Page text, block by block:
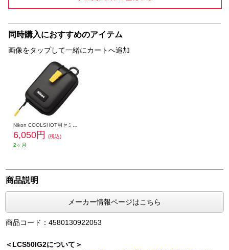
同時購入におすすめのアイテム
画像をタップして一緒にカートへ追加
6,050円
(税込)
2ヶ月
商品説明
メーカー情報ページはこちら
商品コード：4580130922053
＜LCS50IG2について＞